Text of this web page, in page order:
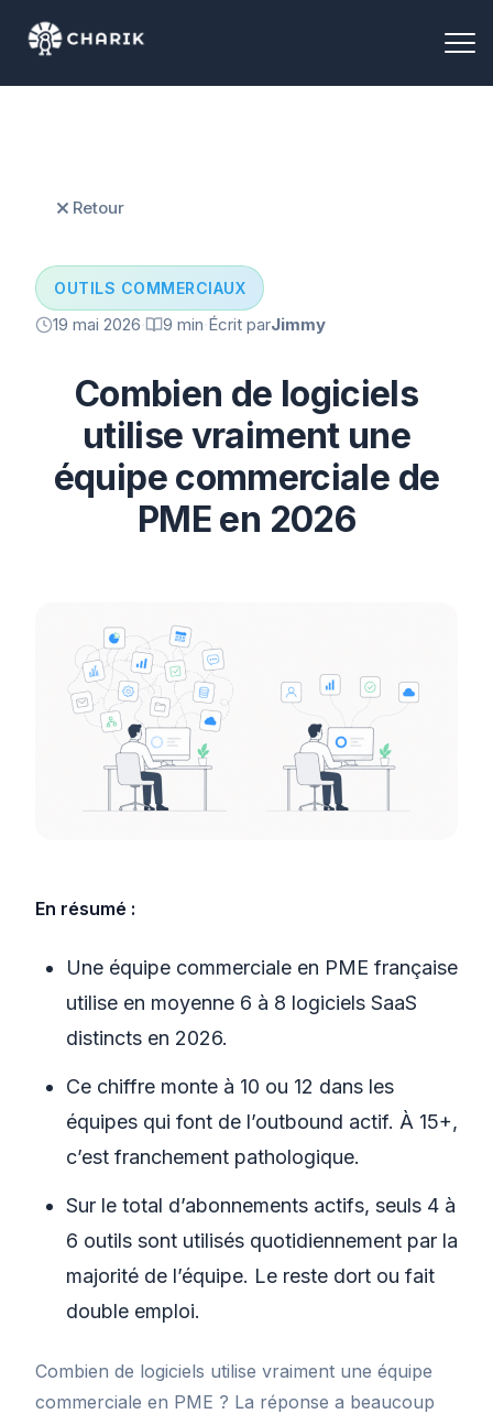
Retour
OUTILS COMMERCIAUX
19 mai 2026 9 min Écrit parJimmy
Combien de logiciels
utilise vraiment une
équipe commerciale de
PME en 2026
En résumé :
Une équipe commerciale en PME française
utilise en moyenne 6 à 8 logiciels SaaS
distincts en 2026.
Ce chiffre monte à 10 ou 12 dans les
équipes qui font de l’outbound actif. À 15+,
c’est franchement pathologique.
Sur le total d’abonnements actifs, seuls 4 à
6 outils sont utilisés quotidiennement par la
majorité de l’équipe. Le reste dort ou fait
double emploi.
Combien de logiciels utilise vraiment une équipe
commerciale en PME ? La réponse a beaucoup